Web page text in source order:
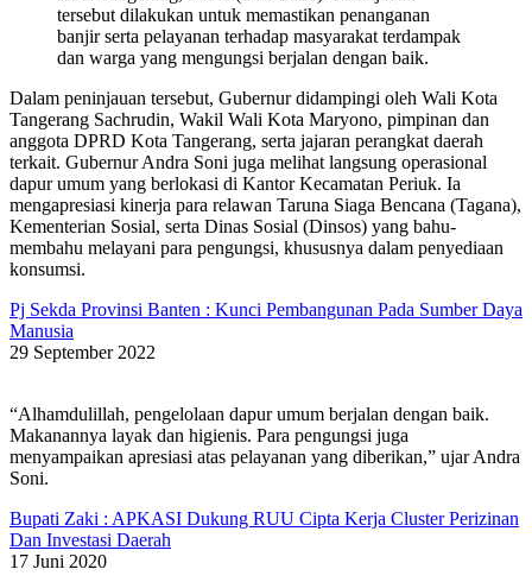
tersebut dilakukan untuk memastikan penanganan
banjir serta pelayanan terhadap masyarakat terdampak
dan warga yang mengungsi berjalan dengan baik.
Dalam peninjauan tersebut, Gubernur didampingi oleh Wali Kota
Tangerang Sachrudin, Wakil Wali Kota Maryono, pimpinan dan
anggota DPRD Kota Tangerang, serta jajaran perangkat daerah
terkait. Gubernur Andra Soni juga melihat langsung operasional
dapur umum yang berlokasi di Kantor Kecamatan Periuk. Ia
mengapresiasi kinerja para relawan Taruna Siaga Bencana (Tagana),
Kementerian Sosial, serta Dinas Sosial (Dinsos) yang bahu-
membahu melayani para pengungsi, khususnya dalam penyediaan
konsumsi.
Pj Sekda Provinsi Banten : Kunci Pembangunan Pada Sumber Daya
Manusia
29 September 2022
“Alhamdulillah, pengelolaan dapur umum berjalan dengan baik.
Makanannya layak dan higienis. Para pengungsi juga
menyampaikan apresiasi atas pelayanan yang diberikan,” ujar Andra
Soni.
Bupati Zaki : APKASI Dukung RUU Cipta Kerja Cluster Perizinan
Dan Investasi Daerah
17 Juni 2020